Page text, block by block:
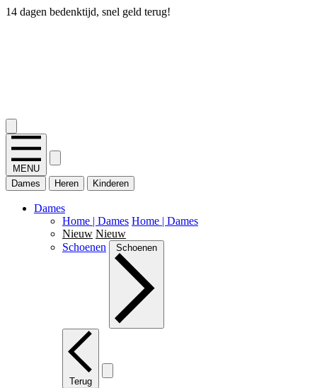
14 dagen bedenktijd, snel geld terug!
MENU
Dames
Heren Kinderen
Dames
Home | Dames Home | Dames
Nieuw Nieuw
Schoenen
Schoenen
Terug